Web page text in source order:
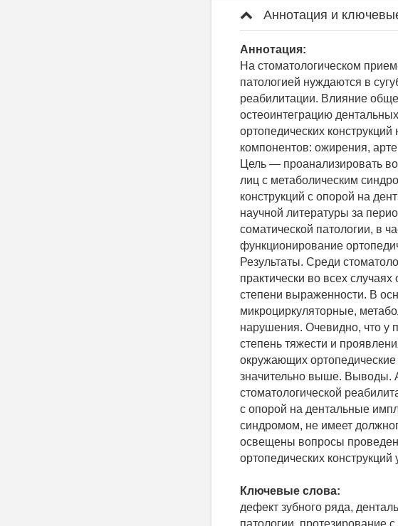
Аннотация и
Аннотация:
На стоматологическом
патологией нуждаются в
реабилитации. Влияние
остеоинтеграцию
ортопедических
компонентов: ожирения,
Цель — проанализировать
лиц с метаболическим
конструкций с опорой на
научной литературы за
соматической патологии, в
функционирование
Результаты. Среди
практически во всех
степени выраженности. В
микроциркуляторные,
нарушения. Очевидно, что у
степень тяжести и
окружающих
значительно выше. Выводы.
стоматологической
с опорой на дентальные
синдромом, не имеет
освещены вопросы
ортопедических
Ключевые слова:
дефект зубного ряда,
патологии, протезирование